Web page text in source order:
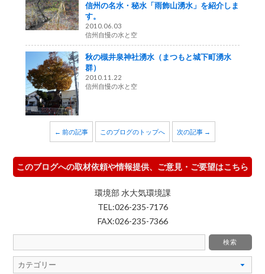
信州の名水・秘水「雨飾山湧水」を紹介しま
す。
2010.06.03
信州自慢の水と空
秋の槻井泉神社湧水（まつもと城下町湧水
群）
2010.11.22
信州自慢の水と空
← 前の記事 このブログのトップへ 次の記事 →
このブログへの取材依頼や情報提供、ご意見・ご要望はこちら
環境部 水大気環境課
TEL:026-235-7176
FAX:026-235-7366